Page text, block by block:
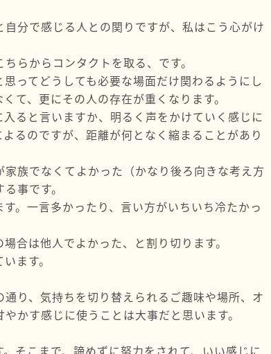
分で感じる人との関りですが、私はこう心がけ
らからコンタクトを取る、です。
ってどうしても必要な場面だけ関わるようにし
て、更にその人の存在が重くなります。
ると言いますか、明るく声をかけていく感じに
るのですが、距離が何となく縮まることがあり
族でなくてよかった（かなり後ろ向きな考え方
事です。
。一言多かったり、言い方がいちいち冷たかっ
合は他人でよかった、と割り切ります。
ます。
り、気持ちを切り替えられるご趣味や場所、オ
かす感じに使うことは大事だと思います。
そこまで、諦めずに努力をされて、いい感じに